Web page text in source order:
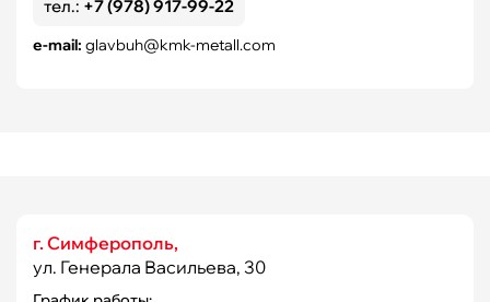
тел.: +7 (978) 917-99-22
e-mail: glavbuh@kmk-metall.com
г. Симферополь,
ул. Генерала Васильева, 30